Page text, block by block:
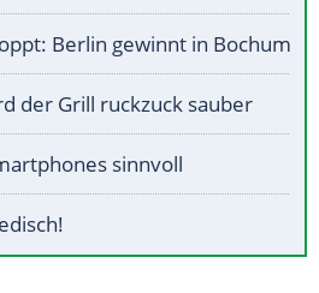
Berlin gewinnt in Bochum
der Grill ruckzuck sauber
sinnvoll